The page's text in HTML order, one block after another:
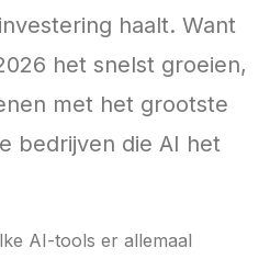
haalt. Want
het snelst groeien,
met het grootste
bedrijven die AI het
AI-tools er allemaal